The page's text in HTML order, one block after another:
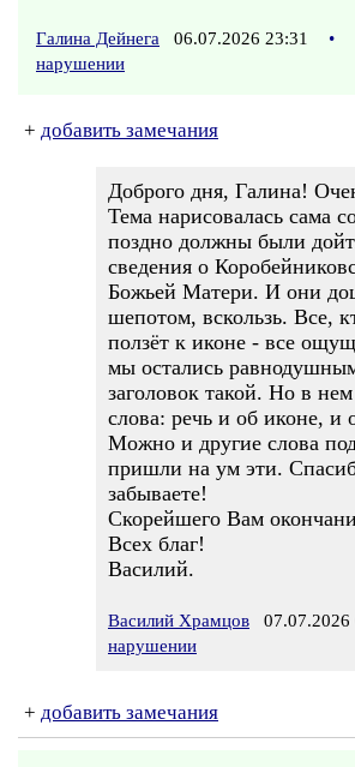
Галина Дейнега 06.07.2026 23:31 •
нарушении
+ добавить замечания
Доброго дня, Галина!
Тема нарисовалась сама
поздно должны были
сведения о
Божьей Матери. И они
шепотом, вскользь. Все,
ползёт к иконе - все
мы остались
заголовок такой. Но в
слова: речь и об иконе, и
Можно и другие слова
пришли на ум эти.
забываете!
Скорейшего Вам
Всех благ!
Василий.
Василий Храмцов 07.07.2026
нарушении
+ добавить замечания